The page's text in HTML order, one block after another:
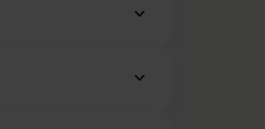
keyboard_arrow_down
keyboard_arrow_down